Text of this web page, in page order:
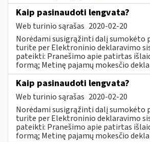
Kaip pasinaudoti lengvata?
Web turinio sąrašas 2020-02-20
Norėdami susigrąžinti dalį sumokėto
turite per Elektroninio deklaravimo
pateikti: Pranešimo apie patirtas
formą; Metinę pajamų mokesčio
Kaip pasinaudoti lengvata?
Web turinio sąrašas 2020-02-20
Norėdami susigrąžinti dalį sumokėto
turite per Elektroninio deklaravimo
pateikti: Pranešimo apie patirtas
formą; Metinę pajamų mokesčio